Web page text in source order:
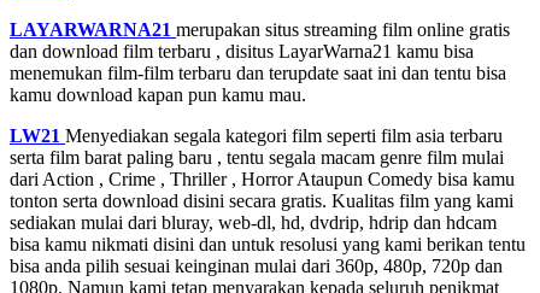
LAYARWARNA21 merupakan situs streaming film online gratis
dan download film terbaru , disitus LayarWarna21 kamu bisa
menemukan film-film terbaru dan terupdate saat ini dan tentu bisa
kamu download kapan pun kamu mau.
LW21 Menyediakan segala kategori film seperti film asia terbaru
serta film barat paling baru , tentu segala macam genre film mulai
dari Action , Crime , Thriller , Horror Ataupun Comedy bisa kamu
tonton serta download disini secara gratis. Kualitas film yang kami
sediakan mulai dari bluray, web-dl, hd, dvdrip, hdrip dan hdcam
bisa kamu nikmati disini dan untuk resolusi yang kami berikan tentu
bisa anda pilih sesuai keinginan mulai dari 360p, 480p, 720p dan
1080p. Namun kami tetap menyarakan kepada seluruh penikmat